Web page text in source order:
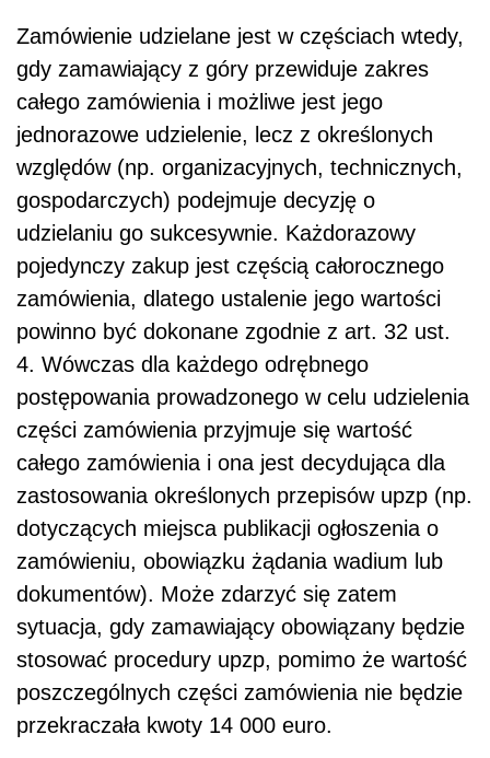
Zamówienie udzielane jest w częściach wtedy,
gdy zamawiający z góry przewiduje zakres
całego zamówienia i możliwe jest jego
jednorazowe udzielenie, lecz z określonych
względów (np. organizacyjnych, technicznych,
gospodarczych) podejmuje decyzję o
udzielaniu go sukcesywnie. Każdorazowy
pojedynczy zakup jest częścią całorocznego
zamówienia, dlatego ustalenie jego wartości
powinno być dokonane zgodnie z art. 32 ust.
4. Wówczas dla każdego odrębnego
postępowania prowadzonego w celu udzielenia
części zamówienia przyjmuje się wartość
całego zamówienia i ona jest decydująca dla
zastosowania określonych przepisów upzp (np.
dotyczących miejsca publikacji ogłoszenia o
zamówieniu, obowiązku żądania wadium lub
dokumentów). Może zdarzyć się zatem
sytuacja, gdy zamawiający obowiązany będzie
stosować procedury upzp, pomimo że wartość
poszczególnych części zamówienia nie będzie
przekraczała kwoty 14 000 euro.